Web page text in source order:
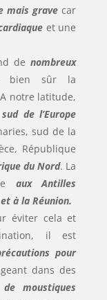
mais grave car
et une
denombreux
bien sûr la
notre latitude,
sud de l’Europe
sud de la
République
du Nord. La
aux Antilles
à la Réunion.
éviter cela et
il est
pour
dans des
de moustiques